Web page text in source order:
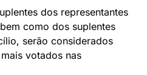
dos representantes
como dos suplentes
serão considerados
votados nas